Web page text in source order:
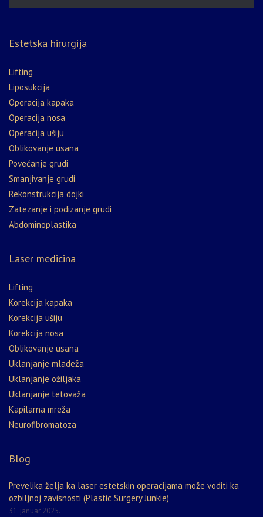
Estetska hirurgija
Lifting
Liposukcija
Operacija kapaka
Operacija nosa
Operacija ušiju
Oblikovanje usana
Povećanje grudi
Smanjivanje grudi
Rekonstrukcija dojki
Zatezanje i podizanje grudi
Abdominoplastika
Laser medicina
Lifting
Korekcija kapaka
Korekcija ušiju
Korekcija nosa
Oblikovanje usana
Uklanjanje mladeža
Uklanjanje ožiljaka
Uklanjanje tetovaža
Kapilarna mreža
Neurofibromatoza
Blog
Prevelika želja ka laser estetskin operacijama može voditi ka
ozbiljnoj zavisnosti (Plastic Surgery Junkie)
31. januar 2025.